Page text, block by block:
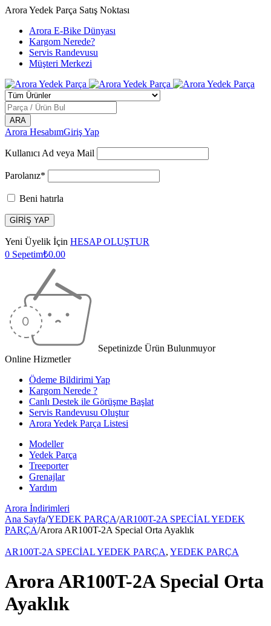
Arora Yedek Parça Satış Noktası
Arora E-Bike Dünyası
Kargom Nerede?
Servis Randevusu
Müşteri Merkezi
Arora HesabımGiriş Yap
Kullanıcı Ad veya Mail
Parolanız*
Beni hatırla
Yeni Üyelik İçin HESAP OLUŞTUR
0 Sepetim₺0.00
Sepetinizde Ürün Bulunmuyor
Online Hizmetler
Ödeme Bildirimi Yap
Kargom Nerede ?
Canlı Destek ile Görüşme Başlat
Servis Randevusu Oluştur
Arora Yedek Parça Listesi
Modeller
Yedek Parça
Treeporter
Grenajlar
Yardım
Arora İndirimleri
Ana Sayfa/YEDEK PARÇA/AR100T-2A SPECİAL YEDEK
PARÇA/Arora AR100T-2A Special Orta Ayaklık
AR100T-2A SPECİAL YEDEK PARÇA, YEDEK PARÇA
Arora AR100T-2A Special Orta
Ayaklık